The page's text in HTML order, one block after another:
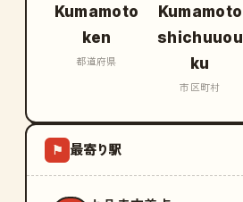
Kumamoto
ken
都道府県
Kumamoto
shichuuou
ku
市区町村
⚑ 最寄り駅